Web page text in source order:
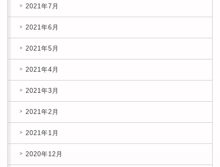
2021年7月
2021年6月
2021年5月
2021年4月
2021年3月
2021年2月
2021年1月
2020年12月